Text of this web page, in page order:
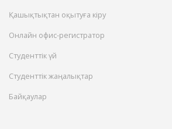
Қашықтықтан оқытуға кіру
Онлайн офис-регистратор
Студенттік үй
Студенттік жаңалықтар
Байқаулар